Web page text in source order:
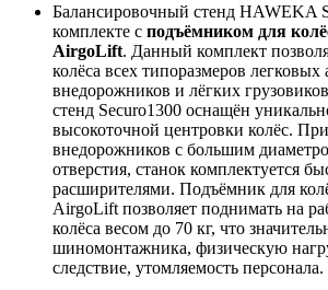
Балансировочный стенд HAWEKA
комплекте с подъёмником для
AirgoLift. Данный комплект
колёса всех типоразмеров легковых
внедорожников и лёгких
стенд Securo1300 оснащён
высокоточной центровки колёс.
внедорожников с большим
отверстия, станок комплектуется
расширителями. Подъёмник для
AirgoLift позволяет поднимать на
колёса весом до 70 кг, что
шиномонтажника, физическую
следствие, утомляемость персонала.